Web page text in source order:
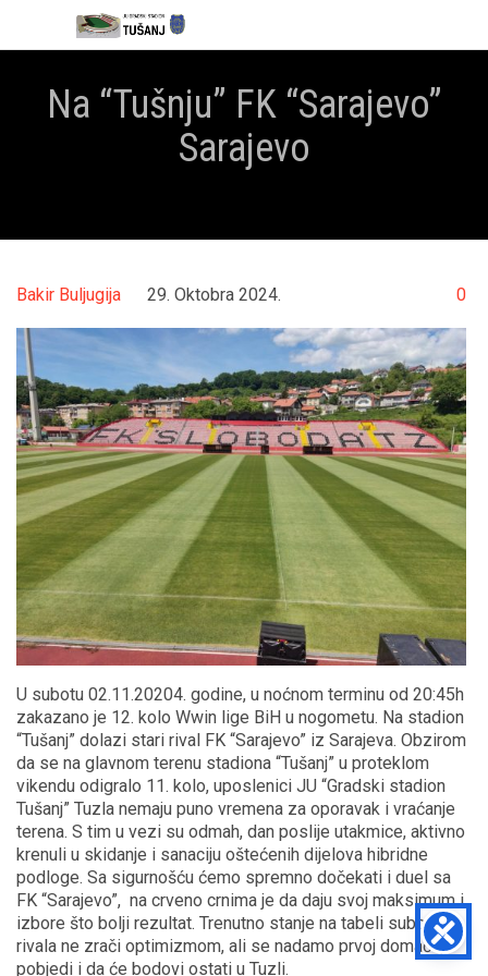
Na “Tušnju” FK “Sarajevo”
Sarajevo
Bakir Buljugija 29. Oktobra 2024. 0
U subotu 02.11.20204. godine, u noćnom terminu od 20:45h
zakazano je 12. kolo Wwin lige BiH u nogometu. Na stadion
“Tušanj” dolazi stari rival FK “Sarajevo” iz Sarajeva. Obzirom
da se na glavnom terenu stadiona “Tušanj” u proteklom
vikendu odigralo 11. kolo, uposlenici JU “Gradski stadion
Tušanj” Tuzla nemaju puno vremena za oporavak i vraćanje
terena. S tim u vezi su odmah, dan poslije utakmice, aktivno
krenuli u skidanje i sanaciju oštećenih dijelova hibridne
podloge. Sa sigurnošću ćemo spremno dočekati i duel sa
FK “Sarajevo”, na crveno crnima je da daju svoj maksimum i
izbore što bolji rezultat. Trenutno stanje na tabeli subotnjih
rivala ne zrači optimizmom, ali se nadamo prvoj domaćoj
pobjedi i da će bodovi ostati u Tuzli.